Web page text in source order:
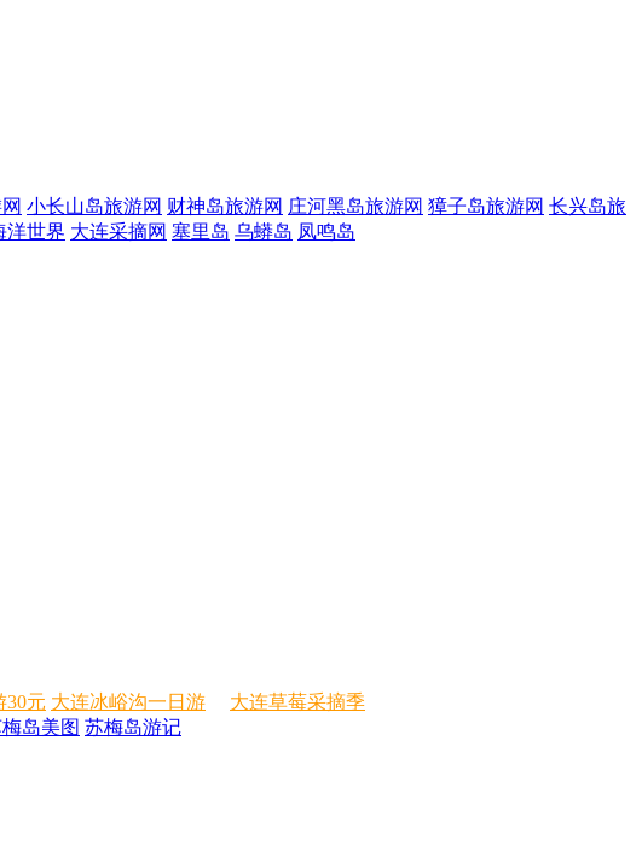
小长山岛旅游网 财神岛旅游网 庄河黑岛旅游网 獐子岛旅游网 长兴岛旅
洋世界 大连采摘网 塞里岛 乌蟒岛 凤鸣岛
30元 大连冰峪沟一日游
大连草莓采摘季
岛美图 苏梅岛游记